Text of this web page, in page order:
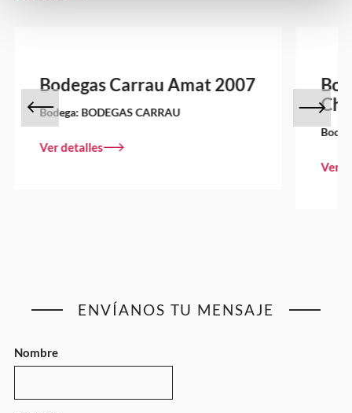
Bodegas Carrau Amat 2007
Bodega: BODEGAS CARRAU
Ver detalles
Ver
ENVÍANOS TU MENSAJE
Nombre